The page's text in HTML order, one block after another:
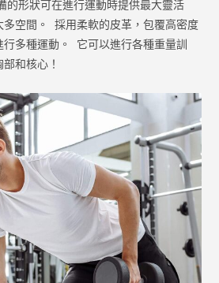
的形狀可在進行運動時提供最大靈活
空間。 ​ 採用柔軟的皮革，包覆高密度
多種運動。 ​ 它可以進行各種重量訓
和核心！